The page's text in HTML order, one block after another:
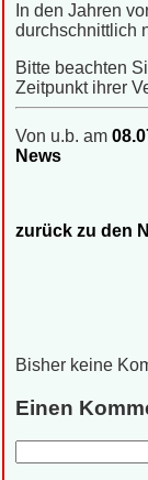
In den Jahren
durchschnittlich
Bitte beachten
Zeitpunkt ihrer
Von u.b. am
News
zurück zu den
Bisher keine
Einen